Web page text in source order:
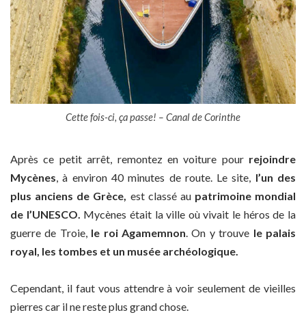
Cette fois-ci, ça passe! – Canal de Corinthe
Après ce petit arrêt, remontez en voiture pour rejoindre
Mycènes , à environ 40 minutes de route. Le site, l’un des
plus anciens de Grèce, est classé au patrimoine mondial
de l’UNESCO. Mycènes était la ville où vivait le héros de la
guerre de Troie, le roi Agamemnon . On y trouve le palais
royal, les tombes et un musée archéologique.
Cependant, il faut vous attendre à voir seulement de vieilles
pierres car il ne reste plus grand chose.